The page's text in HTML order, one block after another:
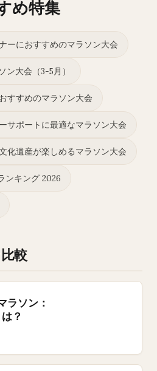
め特集
ーにおすすめのマラソン大会
ン大会（3-5月）
すすめのマラソン大会
サポートに最適なマラソン大会
化遺産が楽しめるマラソン大会
ンキング 2026
較
ラソン：
？